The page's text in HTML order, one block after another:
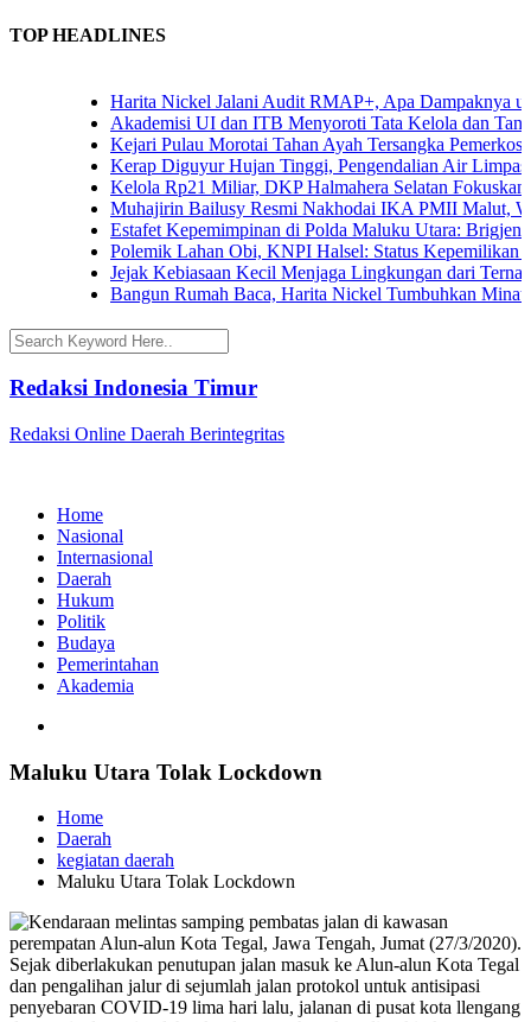
TOP HEADLINES
Harita Nickel Jalani Audit RMAP+, Apa Dampaknya
Akademisi UI dan ITB Menyoroti Tata Kelola dan
Kejari Pulau Morotai Tahan Ayah Tersangka Pemerkosaan
Kerap Diguyur Hujan Tinggi, Pengendalian Air Limpasan
Kelola Rp21 Miliar, DKP Halmahera Selatan Fokuskan
Muhajirin Bailusy Resmi Nakhodai IKA PMII Malut,
Estafet Kepemimpinan di Polda Maluku Utara: Brigjen
Polemik Lahan Obi, KNPI Halsel: Status Kepemilikan
Jejak Kebiasaan Kecil Menjaga Lingkungan dari Ternate
Bangun Rumah Baca, Harita Nickel Tumbuhkan Minat
Redaksi Indonesia Timur
Redaksi Online Daerah Berintegritas
Home
Nasional
Internasional
Daerah
Hukum
Politik
Budaya
Pemerintahan
Akademia
Maluku Utara Tolak Lockdown
Home
Daerah
kegiatan daerah
Maluku Utara Tolak Lockdown